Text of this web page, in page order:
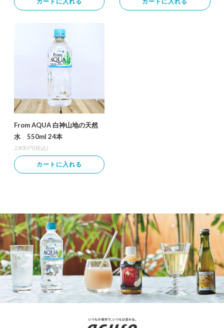
From AQUA 白神山地の天然
水 550ml 24本
2,800 円(税込)
カートに入れる